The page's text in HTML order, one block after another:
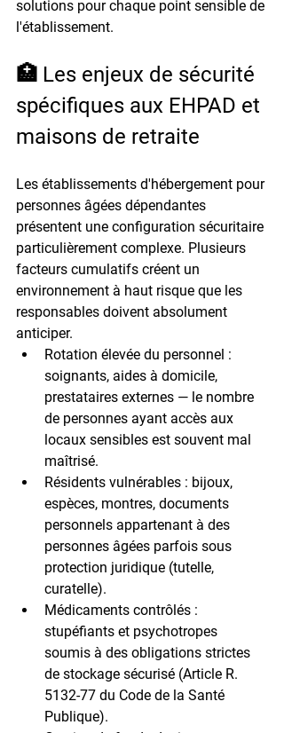
solutions pour chaque point sensible de
l'établissement.
🏥 Les enjeux de sécurité
spécifiques aux EHPAD et
maisons de retraite
Les établissements d'hébergement pour
personnes âgées dépendantes
présentent une configuration sécuritaire
particulièrement complexe. Plusieurs
facteurs cumulatifs créent un
environnement à haut risque que les
responsables doivent absolument
anticiper.
Rotation élevée du personnel :
soignants, aides à domicile,
prestataires externes — le nombre
de personnes ayant accès aux
locaux sensibles est souvent mal
maîtrisé.
Résidents vulnérables : bijoux,
espèces, montres, documents
personnels appartenant à des
personnes âgées parfois sous
protection juridique (tutelle,
curatelle).
Médicaments contrôlés :
stupéfiants et psychotropes
soumis à des obligations strictes
de stockage sécurisé (Article R.
5132-77 du Code de la Santé
Publique).